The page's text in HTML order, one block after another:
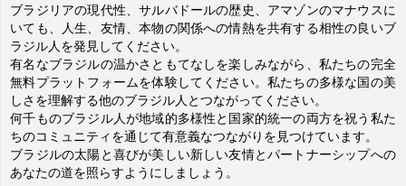
ブラジリアの現代性、サルバドールの歴史、アマゾンのマナウスに
いても、人生、友情、本物の関係への情熱を共有する相性の良いブ
ラジル人を発見してください。
有名なブラジルの温かさともてなしを楽しみながら、私たちの完全
無料プラットフォームを体験してください。私たちの多様な国の美
しさを理解する他のブラジル人とつながってください。
何千ものブラジル人が地域的多様性と国家的統一の両方を祝う私た
ちのコミュニティを通じて有意義なつながりを見つけています。
ブラジルの太陽と喜びが美しい新しい友情とパートナーシップへの
あなたの道を照らすようにしましょう。